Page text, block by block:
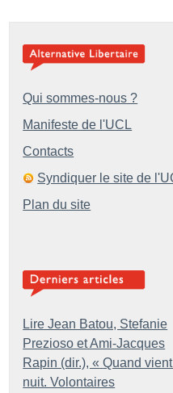
Qui sommes-nous ?
Manifeste de l'UCL
Contacts
Syndiquer le site de
Plan du site
Lire Jean Batou, Stefanie
Prezioso et Ami-Jacques
Rapin (dir.), « Quand
nuit. Volontaires